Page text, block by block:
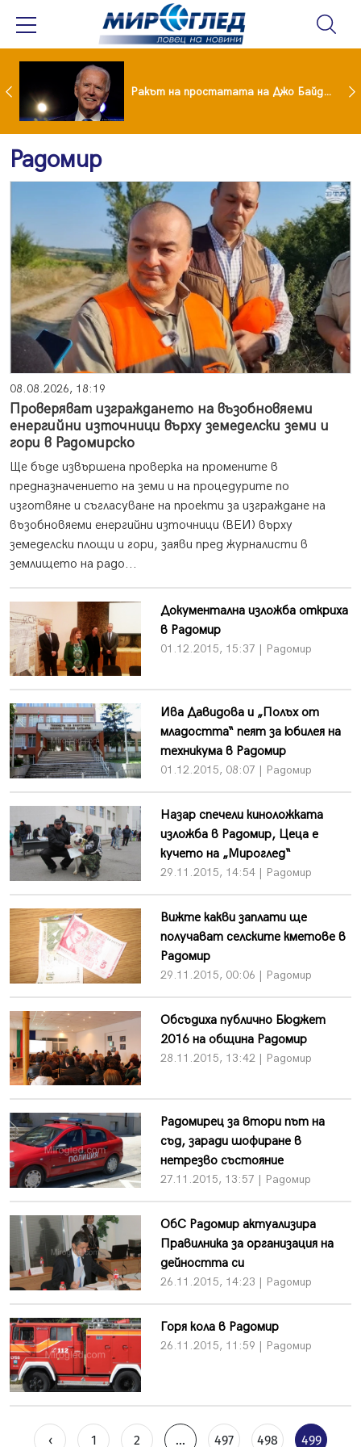
Иран постави нови условия за отварянето на Ормузкия проток Ракът на простатата на Джо Байдън се е разпространил
Радомир
08.08.2026, 18:19
Проверяват изграждането на възобновяеми
енергийни източници върху земеделски земи и
гори в Радомирско
Ще бъде извършена проверка на промените в
предназначението на земи и на процедурите по
изготвяне и съгласуване на проекти за изграждане на
възобновяеми енергийни източници (ВЕИ) върху
земеделски площи и гори, заяви пред журналисти в
землището на радо...
Документална изложба откриха
в Радомир
01.12.2015, 15:37 | Радомир
Ива Давидова и „Полъх от
младостта“ пеят за юбилея на
техникума в Радомир
01.12.2015, 08:07 | Радомир
Назар спечели киноложката
изложба в Радомир, Цеца е
кучето на „Мироглед“
29.11.2015, 14:54 | Радомир
Вижте какви заплати ще
получават селските кметове в
Радомир
29.11.2015, 00:06 | Радомир
Обсъдиха публично Бюджет
2016 на община Радомир
28.11.2015, 13:42 | Радомир
Радомирец за втори път на
съд, заради шофиране в
нетрезво състояние
27.11.2015, 13:57 | Радомир
ОбС Радомир актуализира
Правилника за организация на
дейността си
26.11.2015, 14:23 | Радомир
Горя кола в Радомир
26.11.2015, 11:59 | Радомир
‹ 1 2 ... 497 498 499